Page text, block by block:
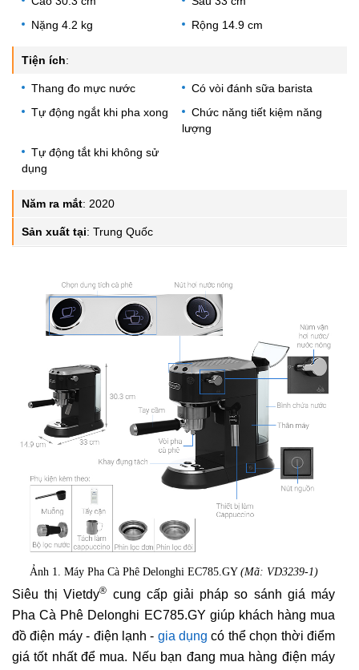
Nặng 4.2 kg
Rộng 14.9 cm
Tiện ích:
Thang đo mực nước
Có vòi đánh sữa barista
Tự động ngắt khi pha xong
Chức năng tiết kiệm năng
lượng
Tự động tắt khi không sử
dụng
Năm ra mắt: 2020
Sản xuất tại: Trung Quốc
Ảnh 1. Máy Pha Cà Phê Delonghi EC785.GY (Mã: VD3239-1)
Siêu thị Vietdy® cung cấp giải pháp so sánh giá máy
Pha Cà Phê Delonghi EC785.GY giúp khách hàng mua
đồ điện máy - điện lạnh - gia dụng có thể chọn thời điểm
giá tốt nhất để mua. Nếu bạn đang mua hàng điện máy